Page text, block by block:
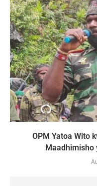
OPM Yatoa Wito
Maadhimisho